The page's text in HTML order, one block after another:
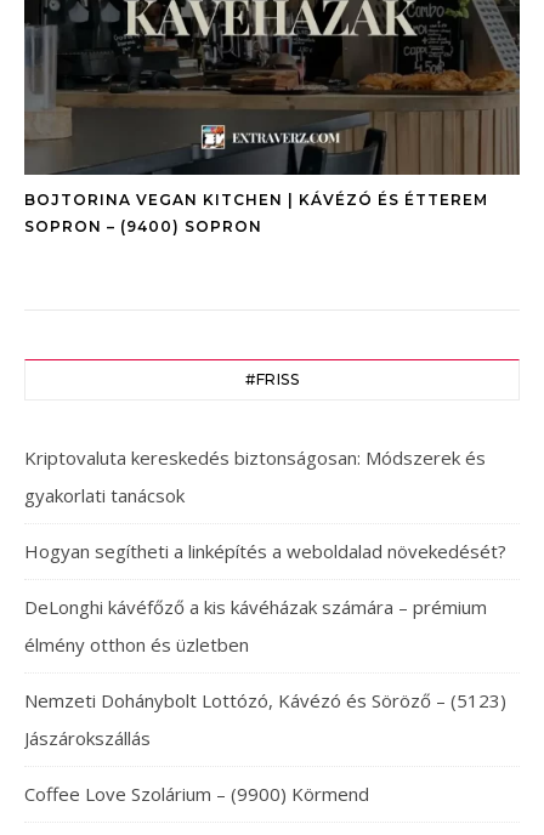
BOJTORINA VEGAN KITCHEN | KÁVÉZÓ ÉS ÉTTEREM
SOPRON – (9400) SOPRON
#FRISS
Kriptovaluta kereskedés biztonságosan: Módszerek és
gyakorlati tanácsok
Hogyan segítheti a linképítés a weboldalad növekedését?
DeLonghi kávéfőző a kis kávéházak számára – prémium
élmény otthon és üzletben
Nemzeti Dohánybolt Lottózó, Kávézó és Söröző – (5123)
Jászárokszállás
Coffee Love Szolárium – (9900) Körmend